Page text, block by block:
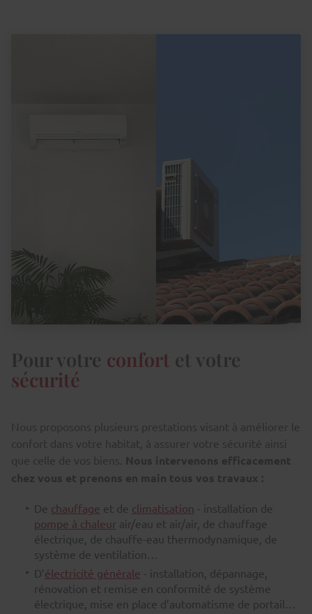
Pour votre confort et votre
sécurité
Nous proposons plusieurs prestations visant à améliorer le
confort dans votre habitat, à assurer votre sécurité ainsi
que celle de vos biens. Nous intervenons efficacement
chez vous et prenons en main tous vos travaux :
De chauffage et de climatisation - installation de
pompe à chaleurair/eau et air/air, de chauffage
électrique, de chauffe-eau thermodynamique, de
système de ventilation…
D’électricité générale - installation, dépannage,
rénovation et remise en conformité de système
électrique, mise en place d’automatisme de portail…